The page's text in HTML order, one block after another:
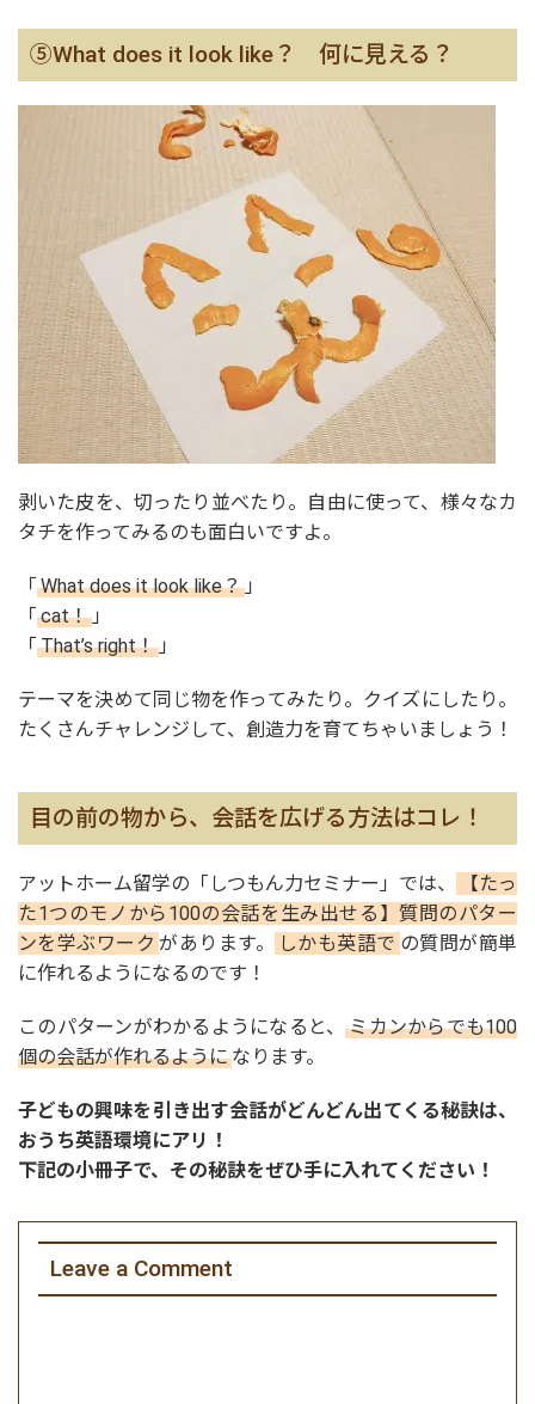
➄What does it look like？ 何に見える？
剥いた皮を、切ったり並べたり。自由に使って、様々なカ
タチを作ってみるのも面白いですよ。
「 What does it look like？ 」
「 cat！ 」
「 That’s right！ 」
テーマを決めて同じ物を作ってみたり。クイズにしたり。
たくさんチャレンジして、創造力を育てちゃいましょう！
目の前の物から、会話を広げる方法はコレ！
アットホーム留学の「しつもん力セミナー」では、
【たっ
た1つのモノから100の会話を生み出せる】質問のパター
ンを学ぶワーク があります。 しかも英語で の質問が簡単
に作れるようになるのです！
このパターンがわかるようになると、ミカンからでも100
個の会話が作れるように なります。
子どもの興味を引き出す会話がどんどん出てくる秘訣は、
おうち英語環境にアリ！
下記の小冊子で、その秘訣をぜひ手に入れてください！
Leave a Comment